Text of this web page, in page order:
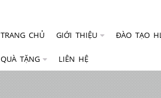
TRANG CHỦ GIỚI THIỆU ĐÀO TẠO
QUÀ TẶNG LIÊN HỆ